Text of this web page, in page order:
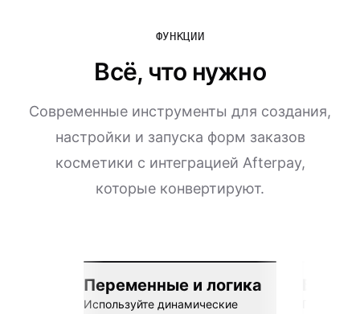
ФУНКЦИИ
Всё, что нужно
Современные инструменты для создания,
настройки и запуска форм заказов
косметики с интеграцией Afterpay,
которые конвертируют.
Переменные и логика
Используйте динамические